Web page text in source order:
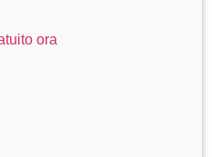
ora